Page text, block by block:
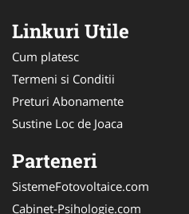
Linkuri Utile
Cum platesc
Termeni si Conditii
Preturi Abonamente
Sustine Loc de Joaca
Parteneri
SistemeFotovoltaice.com
Cabinet-Psihologie.com